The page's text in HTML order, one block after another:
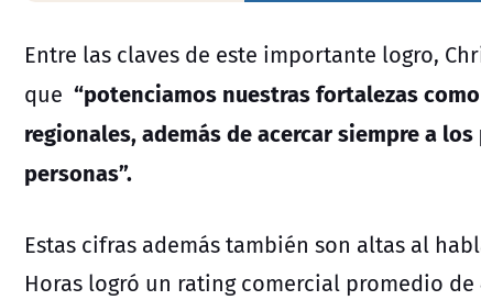
Entre las claves de este importante logro,
que “potenciamos nuestras fortalezas
regionales, además de acercar siempre a
personas”.
Estas cifras además también son altas al
Horas logró un rating comercial promedio